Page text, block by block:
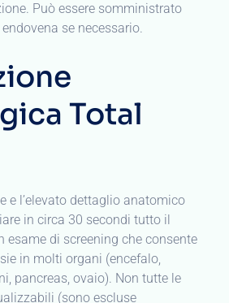
Può essere somministrato
se necessario.
Total
e l’elevato dettaglio anatomico
in circa 30 secondi tutto il
esame di screening che consente
in molti organi (encefalo,
pancreas, ovaio). Non tutte le
(sono escluse